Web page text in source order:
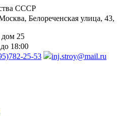
СССР
Белореченская улица, 43,
дом 25
18:00
25-53
inj.stroy@mail.ru